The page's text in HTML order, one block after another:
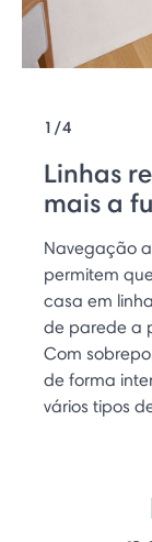
1/4
Linhas
mais a
Navegação
permitem
casa em
de parede a
Com
de forma
vários tipos